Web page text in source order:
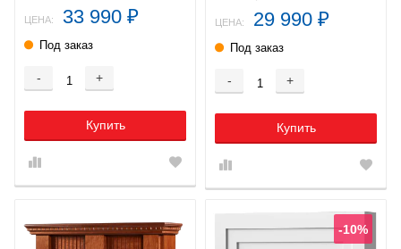
ЦЕНА: 33 990 ₽
Под заказ
- +
Купить
ЦЕНА: 29 990 ₽
Под заказ
- +
Купить
-10%